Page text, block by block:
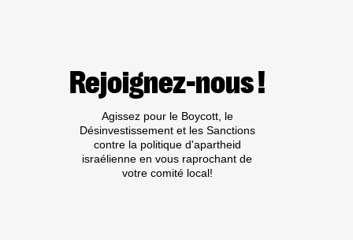
PLUSIEURS
MÉDIASRejoignez-nous !
Agissez pour le Boycott, le
Désinvestissement et les Sanctions
contre la politique d'apartheid
israélienne en vous raprochant de
votre comité local!